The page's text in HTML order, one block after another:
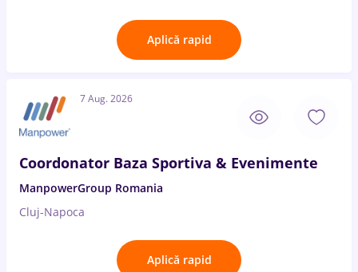
Aplică rapid
7 Aug. 2026
Coordonator Baza Sportiva & Evenimente
ManpowerGroup Romania
Cluj-Napoca
Aplică rapid